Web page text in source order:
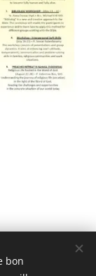
-00193 ROMA
bon